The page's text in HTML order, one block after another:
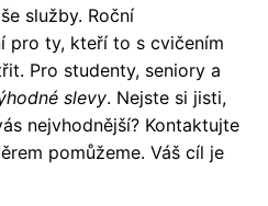
služby. Roční
pro ty, kteří to s cvičením
Pro studenty, seniory a
slevy. Nejste si jisti,
nejvhodnější? Kontaktujte
pomůžeme. Váš cíl je